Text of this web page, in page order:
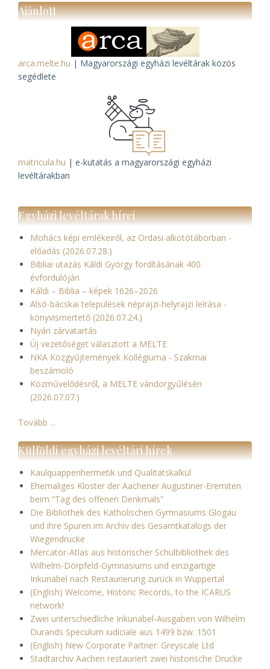
Ajánlott
arca.melte.hu | Magyarországi egyházi levéltárak közös
segédlete
matricula.hu | e-kutatás a magyarországi egyházi
levéltárakban
Egyházi levéltárak hírei
Mohács képi emlékeiről, az Ordasi alkotótáborban -
előadás (2026.07.28.)
Bibliai utazás Káldi György fordításának 400.
évfordulóján
Káldi – Biblia – képek 1626–2026
Alsó-bácskai települések néprajzi-helyrajzi leírása -
könyvismertető (2026.07.24.)
Nyári zárvatartás
Új vezetőséget választott a MELTE
NKA Közgyűjtemények Kollégiuma - Szakmai
beszámoló
Közművelődésről, a MELTE vándorgyűlésén
(2026.07.07.)
Tovább ...
Külföldi egyházi levéltári hírek
Kaulquappenhermetik und Qualitätskalkül
Ehemaliges Kloster der Aachener Augustiner-Eremiten
beim “Tag des offenen Denkmals”
Die Bibliothek des Katholischen Gymnasiums Glogau
und ihre Spuren im Archiv des Gesamtkatalogs der
Wiegendrucke
Mercator-Atlas aus historischer Schulbibliothek des
Wilhelm-Dörpfeld-Gymnasiums und einzigartige
Inkunabel nach Restaurierung zurück in Wuppertal
(English) Welcome, Historic Records, to the ICARUS
network!
Zwei unterschiedliche Inkunabel-Ausgaben von Wilhelm
Durands Speculum iudiciale aus 1499 bzw. 1501
(English) New Corporate Partner: Greyscale Ltd
Stadtarchiv Aachen restauriert zwei historische Drucke